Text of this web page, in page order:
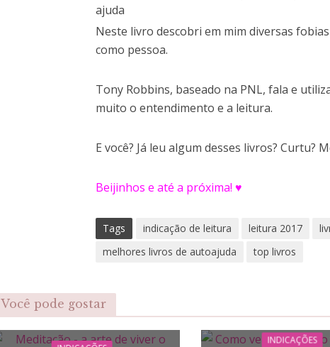
Neste livro descobri em mim diversas
como pessoa.
Tony Robbins, baseado na PNL, fala e
muito o entendimento e a leitura.
E você? Já leu algum desses livros? Curtu?
Beijinhos e até a próxima! ♥
Tags indicação de leitura leitura 2017
melhores livros de autoajuda
top livros
Você pode gostar
INDICAÇÕES